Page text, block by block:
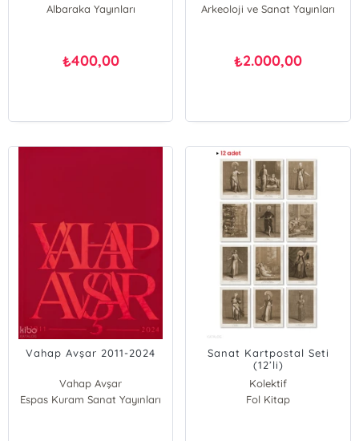
Albaraka Yayınları
₺400,00
Hilmi Emekli
Arkeoloji ve Sanat Yayınları
₺2.000,00
Vahap Avşar 2011-2024
Vahap Avşar
Espas Kuram Sanat Yayınları
Sanat Kartpostal Seti
(12’li)
Kolektif
Fol Kitap